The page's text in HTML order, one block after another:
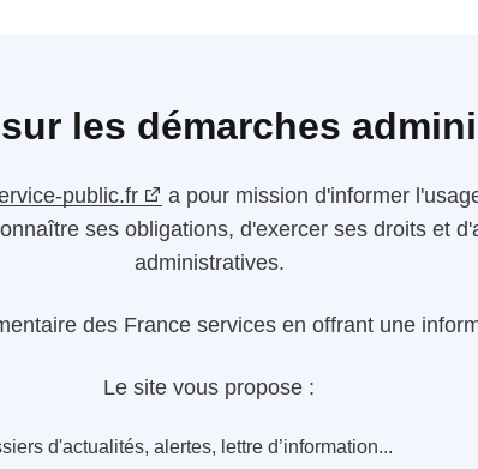
les démarches
public.fr
a pour mission d'informer
ses obligations, d'exercer ses droits et
administratives.
des France services en offrant une
Le site vous propose :
d'actualités, alertes, lettre d’information...